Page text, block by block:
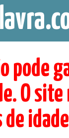
pode
O
de